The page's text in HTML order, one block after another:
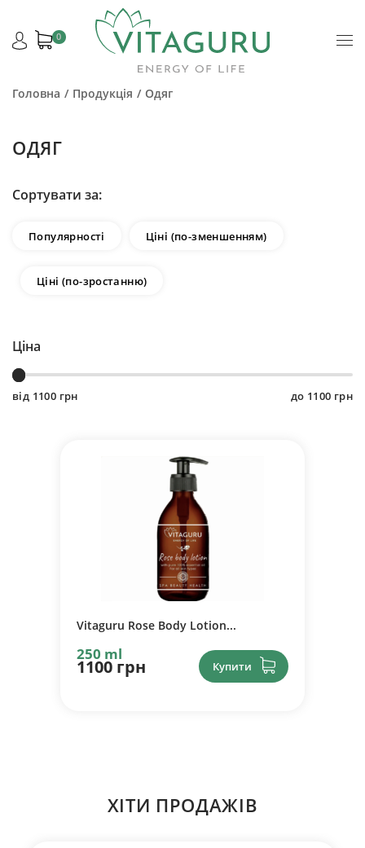
0
Головна Продукція Одяг
ОДЯГ
Сортувати за:
Популярності Ціні (по-зменшенням)
Ціні (по-зростанню)
Ціна
від 1100 грн до 1100 грн
Vitaguru Rose Body Lotion...
250 ml
1100 грн Купити
ХІТИ ПРОДАЖІВ